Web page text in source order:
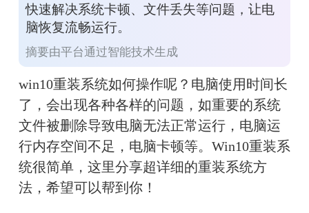
快速解决系统卡顿、文件丢失等问题，让电
脑恢复流畅运行。
摘要由平台通过智能技术生成
win10重装系统如何操作呢？电脑使用时间长
了，会出现各种各样的问题，如重要的系统
文件被删除导致电脑无法正常运行，电脑运
行内存空间不足，电脑卡顿等。Win10重装系
统很简单，这里分享超详细的重装系统方
法，希望可以帮到你！